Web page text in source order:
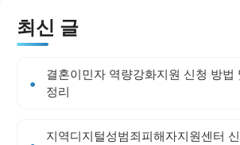
최신 글
결혼이민자 역량강화지원 신청 방법
정리
지역디지털성범죄피해자지원센터